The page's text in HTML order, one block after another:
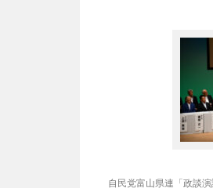
自民党富山県連 「政談